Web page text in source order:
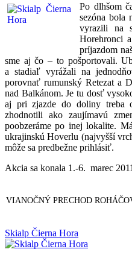
Po dlhšom
sezóna bola
vyrazili na
Horehronci
príjazdom
sme aj čo – to pošportovali.
a stadiaľ vyrážali na
porovnať rumunský Retezat a
nad Balkánom. Je tu dosť
aj pri zjazde do doliny treba
zhodnotili ako zaujímavú
poobzeráme po inej lokalite.
ukrajinskú Hoverlu (najvyšší
môže sa predbežne prihlásiť.
Akcia sa konala 1.-6. marec 2011
VIANOČNÝ PRECHOD
Skialp Čierna Hora